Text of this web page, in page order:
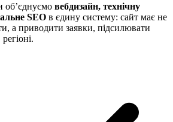
об’єднуємо вебдизайн, технічну
SEO в єдину систему: сайт має не
а приводити заявки, підсилювати